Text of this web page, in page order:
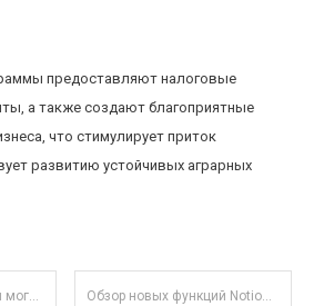
предоставляют налоговые
а также создают благоприятные
что стимулирует приток
развитию устойчивых аграрных
по записям
и риски Обзор новых функций Notion для командной совместной работы и автоматизации процессов